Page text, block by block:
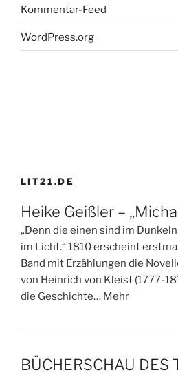
Kommentar-Feed
WordPress.org
LIT21.DE
Heike Geißler –
„Denn die einen sind im
im Licht.“ 1810 erscheint
Band mit Erzählungen die
von Heinrich von Kleist (1777-
die Geschichte… Mehr
BÜCHERSCHAU DES